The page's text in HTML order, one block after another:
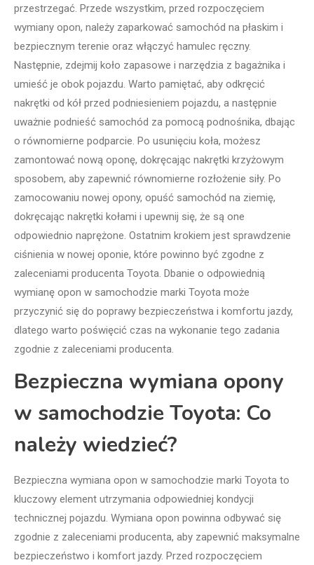
przestrzegać. Przede wszystkim, przed rozpoczęciem
wymiany opon, należy zaparkować samochód na płaskim i
bezpiecznym terenie oraz włączyć hamulec ręczny.
Następnie, zdejmij koło zapasowe i narzędzia z bagażnika i
umieść je obok pojazdu. Warto pamiętać, aby odkręcić
nakrętki od kół przed podniesieniem pojazdu, a następnie
uważnie podnieść samochód za pomocą podnośnika, dbając
o równomierne podparcie. Po usunięciu koła, możesz
zamontować nową oponę, dokręcając nakrętki krzyżowym
sposobem, aby zapewnić równomierne rozłożenie siły. Po
zamocowaniu nowej opony, opuść samochód na ziemię,
dokręcając nakrętki kołami i upewnij się, że są one
odpowiednio naprężone. Ostatnim krokiem jest sprawdzenie
ciśnienia w nowej oponie, które powinno być zgodne z
zaleceniami producenta Toyota. Dbanie o odpowiednią
wymianę opon w samochodzie marki Toyota może
przyczynić się do poprawy bezpieczeństwa i komfortu jazdy,
dlatego warto poświęcić czas na wykonanie tego zadania
zgodnie z zaleceniami producenta.
Bezpieczna wymiana opony
w samochodzie Toyota: Co
należy wiedzieć?
Bezpieczna wymiana opon w samochodzie marki Toyota to
kluczowy element utrzymania odpowiedniej kondycji
technicznej pojazdu. Wymiana opon powinna odbywać się
zgodnie z zaleceniami producenta, aby zapewnić maksymalne
bezpieczeństwo i komfort jazdy. Przed rozpoczęciem